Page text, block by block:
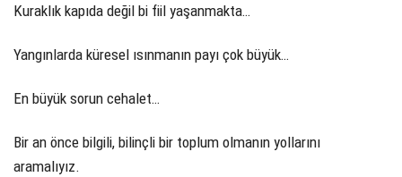
Kuraklık kapıda değil bi fiil yaşanmakta…
Yangınlarda küresel ısınmanın payı çok büyük…
En büyük sorun cehalet…
Bir an önce bilgili, bilinçli bir toplum olmanın yollarını
aramalıyız.